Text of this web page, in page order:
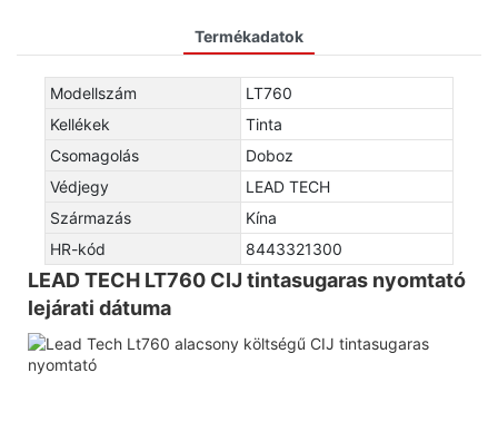
Termékadatok
Modellszám
LT760
Kellékek
Tinta
Csomagolás
Doboz
Védjegy
LEAD TECH
Származás
Kína
HR-kód
8443321300
LEAD TECH LT760 CIJ tintasugaras nyomtató
lejárati dátuma